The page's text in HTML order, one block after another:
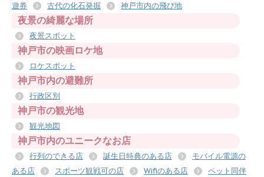
遊券
古代の化石発掘 神戸市内の飛び地
夜景の綺麗な場所
夜景スポット
神戸市の映画ロケ地
ロケスポット
神戸市内の避難所
行政区別
神戸市の観光地
観光地図
神戸市内のユニークなお店
行列のできる店 誕生日特典のある店
モバイル電源の
ある店
スポーツ観戦可の店 Wifiのある店
ペット同伴